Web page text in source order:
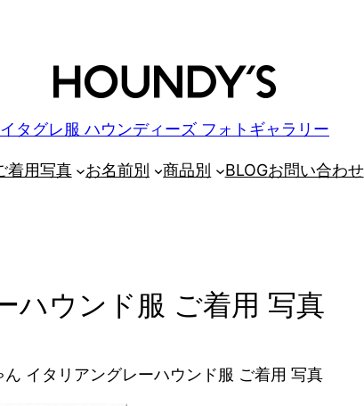
イタグレ服 ハウンディーズ フォトギャラリー
着用写真 お名前別 商品別 BLOGお問い合わせ
ハウンド服 ご着用 写真
ん イタリアングレーハウンド服 ご着用 写真